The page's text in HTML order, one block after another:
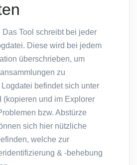
Das Tool schreibt bei jeder
Diese wird bei jedem
überschrieben, um
zu
befindet sich unter
(kopieren und im Explorer
bzw. Abstürze
sich hier nützliche
welche zur
& -behebung